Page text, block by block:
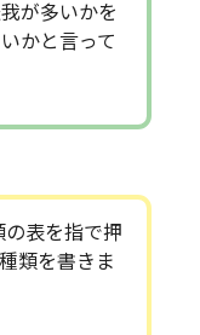
が多いかを
かと言って
表を指で押
類を書きま